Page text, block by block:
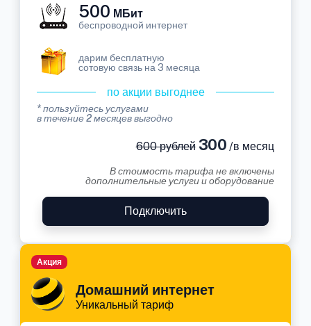
500 МБит
беспроводной интернет
дарим бесплатную
сотовую связь на 3 месяца
по акции выгоднее
* пользуйтесь услугами
в течение 2 месяцев выгодно
600 рублей300 /в месяц
В стоимость тарифа не включены
дополнительные услуги и оборудование
Подключить
Домашний интернет
Уникальный тариф
Акция